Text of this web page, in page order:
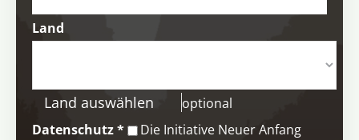
Land
Land auswählen
optional
Datenschutz*
Die Initiative Neuer Anfang